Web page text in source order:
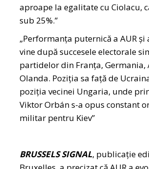
aproape la egalitate cu Ciolacu,
sub 25%.”
„Performanța puternică a AUR
vine după succesele electorale
partidelor din Franța, Germania,
Olanda. Poziția sa față de
poziția vecinei Ungaria, unde
Viktor Orbán s-a opus constant
militar pentru Kiev”
BRUSSELS SIGNAL, publicație